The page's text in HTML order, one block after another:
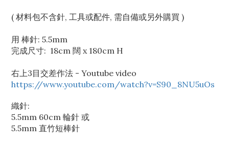
( 材料包不含針, 工具或配件, 需自備或另外購買 )
用 棒針: 5.5mm
完成尺寸: 18cm 闊 x 180cm H
右上3目交差作法 - Youtube video
https://www.youtube.com/watch?v=S90_8NU5uOs
織針:
5.5mm 60cm 輪針 或
5.5mm 直竹短棒針